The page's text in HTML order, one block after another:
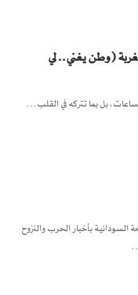
(وطن يغني.. لي
بل بما تتركه في القلب…
السودانية بأخبار الحرب والنزوح